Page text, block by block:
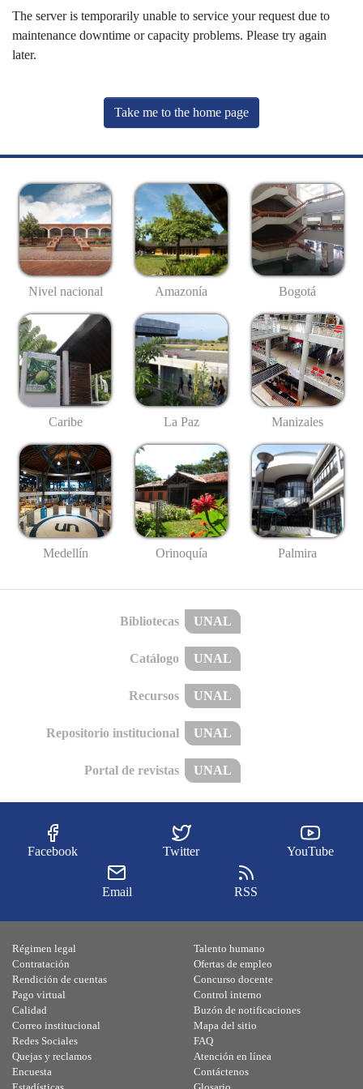
The server is temporarily unable to service your request due to
maintenance downtime or capacity problems. Please try again
later.
Take me to the home page
Nivel nacional Amazonía Bogotá
Caribe La Paz Manizales
Medellín Orinoquía Palmira
Bibliotecas UNAL
Catálogo UNAL
Recursos UNAL
Repositorio institucional UNAL
Portal de revistas UNAL
Facebook Twitter YouTube
Email RSS
Régimen legal
Contratación
Rendición de cuentas
Pago virtual
Calidad
Talento humano
Ofertas de empleo
Concurso docente
Control interno
Buzón de notificaciones
Correo institucional
Redes Sociales
Quejas y reclamos
Encuesta
Mapa del sitio
FAQ
Atención en línea
Contáctenos